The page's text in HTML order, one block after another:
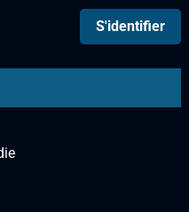
S'identifier